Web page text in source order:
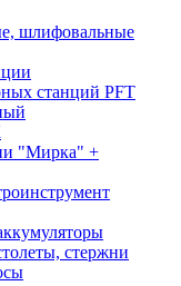
шлифовальные
станций PFT
"Мирка" +
стержни